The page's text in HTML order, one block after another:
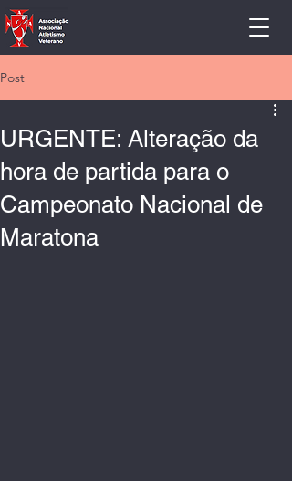
Post
URGENTE: Alteração da
hora de partida para o
Campeonato Nacional de
Maratona